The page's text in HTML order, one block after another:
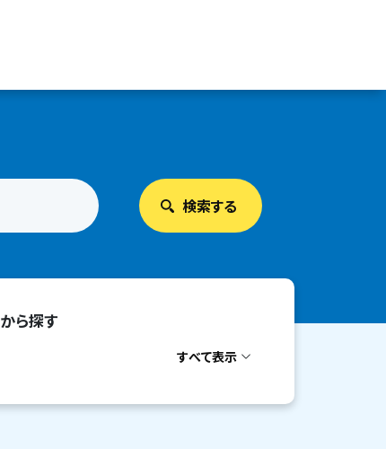
から探す
すべて表示